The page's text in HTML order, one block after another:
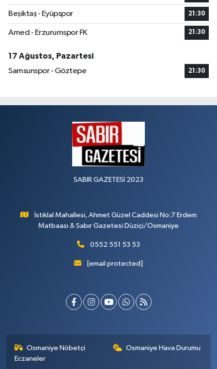
Beşiktaş - Eyüpspor 21:30
Amed - Erzurumspor FK 21:30
17 Ağustos, Pazartesi
Samsunspor - Göztepe
21:30
SABIR GAZETESİ 2023
İstiklal Mahallesi, Ahmet Güzel Caddesi No:7 Erdem
Matbaası & Sabır Gazetesi Düziçi/Osmaniye
0552 551 53 53
[email protected]
Osmaniye Nöbetçi
Eczaneler
Osmaniye Hava Durumu